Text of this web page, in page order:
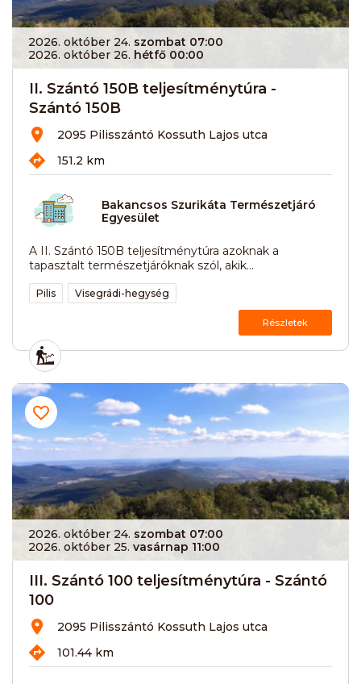
2026. október 24. szombat 07:00
2026. október 26. hétfő 00:00
II. Szántó 150B teljesítménytúra -
Szántó 150B
2095 Pilisszántó Kossuth Lajos utca
151.2 km
Bakancsos Szurikáta Természetjáró
Egyesület
A II. Szántó 150B teljesítménytúra azoknak a
tapasztalt természetjáróknak szól, akik...
Pilis Visegrádi-hegység
Részletek
2026. október 24. szombat 07:00
2026. október 25. vasárnap 11:00
III. Szántó 100 teljesítménytúra - Szántó
100
2095 Pilisszántó Kossuth Lajos utca
101.44 km